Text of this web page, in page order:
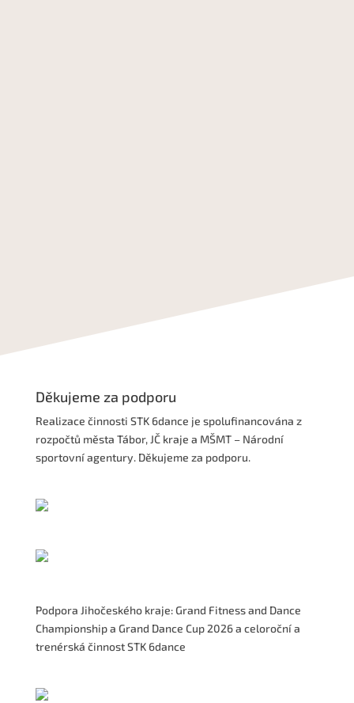
Děkujeme za podporu
Realizace činnosti STK 6dance je spolufinancována z
rozpočtů města Tábor, JČ kraje a MŠMT – Národní
sportovní agentury. Děkujeme za podporu.
Podpora Jihočeského kraje: Grand Fitness and Dance
Championship a Grand Dance Cup 2026 a celoroční a
trenérská činnost STK 6dance